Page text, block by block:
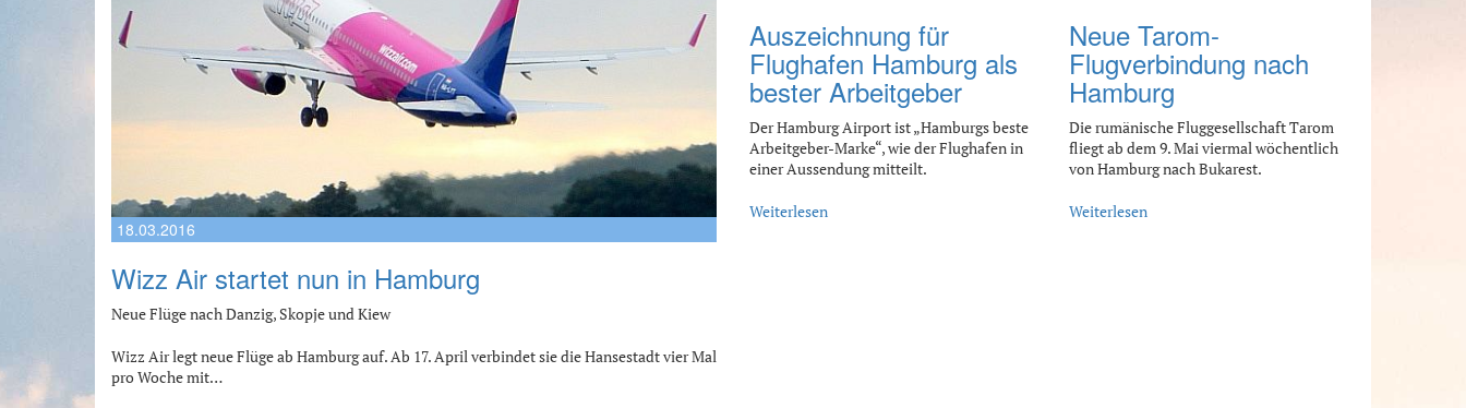
18.03.2016
Wizz Air startet nun in Hamburg
Neue Flüge nach Danzig, Skopje und Kiew
Wizz Air legt neue Flüge ab Hamburg auf. Ab 17. April verbindet sie die Hansestadt vier Mal
pro Woche mit…
Auszeichnung für
Flughafen Hamburg als
bester Arbeitgeber
Der Hamburg Airport ist „Hamburgs beste
Arbeitgeber-Marke“, wie der Flughafen in
einer Aussendung mitteilt.
Weiterlesen
Neue Tarom-
Flugverbindung nach
Hamburg
Die rumänische Fluggesellschaft Tarom
fliegt ab dem 9. Mai viermal wöchentlich
von Hamburg nach Bukarest.
Weiterlesen